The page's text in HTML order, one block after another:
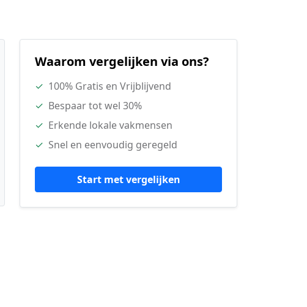
Waarom vergelijken via ons?
✓ 100% Gratis en Vrijblijvend
✓ Bespaar tot wel 30%
✓ Erkende lokale vakmensen
✓ Snel en eenvoudig geregeld
Start met vergelijken